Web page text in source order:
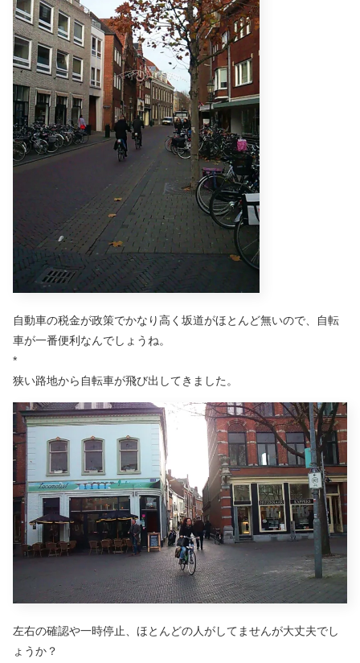
自動車の税金が政策でかなり高く坂道がほとんど無いので、自転
車が一番便利なんでしょうね。
*
狭い路地から自転車が飛び出してきました。
左右の確認や一時停止、ほとんどの人がしてませんが大丈夫でし
ょうか？